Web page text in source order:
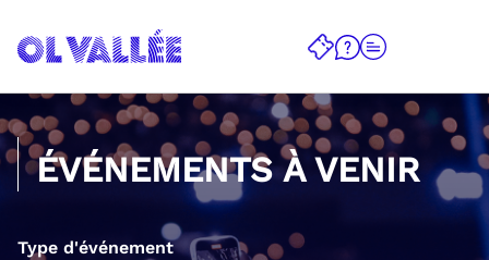
ÉVÉNEMENTS À VENIR
Type d'événement